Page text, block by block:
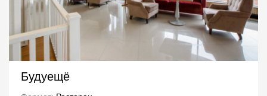
Будуещё